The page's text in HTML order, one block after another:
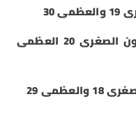
30
– درجات الحرارة فى وادى النطرون الصغرى 20 العظمى
29